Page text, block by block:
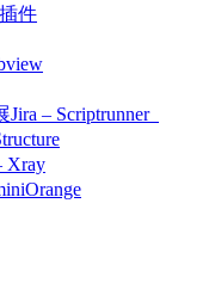
件
– Scriptrunner
Xray